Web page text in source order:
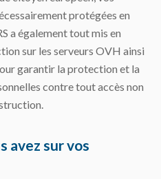
protégées en
a également tout mis en
sur les serveurs OVH ainsi
garantir la protection et la
contre tout accès non
avez sur vos